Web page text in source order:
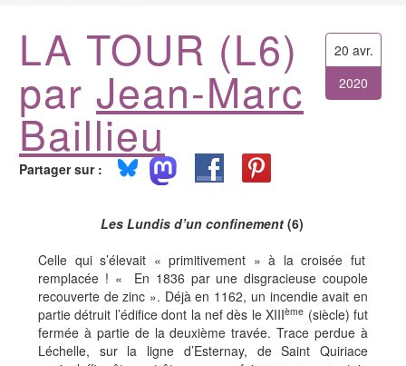
Plus
20 avr.
2020
LA TOUR (L6)
par Jean-Marc
Baillieu
Partager sur :
Les Lundis d’un confinement(6)
Celle qui s’élevait « primitivement » à la croisée fut
remplacée ! « En 1836 par une disgracieuse coupole
recouverte de zinc ». Déjà en 1162, un incendie avait en
partie détruit l’édifice dont la nef dès le XIIIème (siècle) fut
fermée à partie de la deuxième travée. Trace perdue à
Léchelle, sur la ligne d’Esternay, de Saint Quiriace